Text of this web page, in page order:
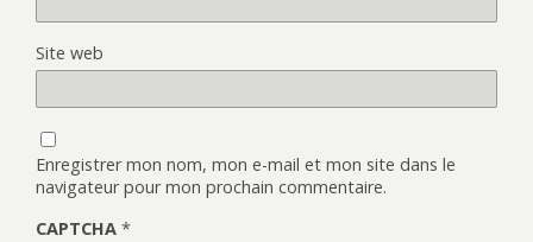
Site web
Enregistrer mon nom, mon e-mail et mon site dans le
navigateur pour mon prochain commentaire.
CAPTCHA *